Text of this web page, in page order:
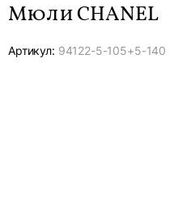
Мюли CHANEL
Артикул: 94122-5-105+5-140